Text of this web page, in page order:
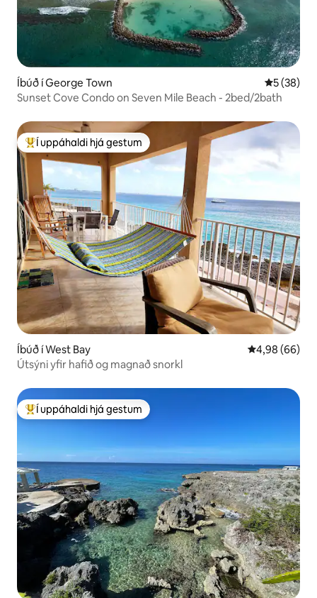
Íbúð í George Town 5 af 5 í
5 (38)
Sunset Cove Condo on Seven Mile Beach - 2bed/2bath
Í mestu uppáhaldi hjá gestum
Í uppáhaldi hjá gestum
Íbúð í West Bay 4,98 af 5 í
4,98 (66)
Útsýni yfir hafið og magnað snorkl
Í mestu uppáhaldi hjá gestum
Í uppáhaldi hjá gestum